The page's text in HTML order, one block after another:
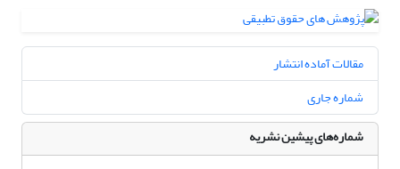
مقالات آماده انتشار
شماره جاری
شماره‌های پیشین نشریه